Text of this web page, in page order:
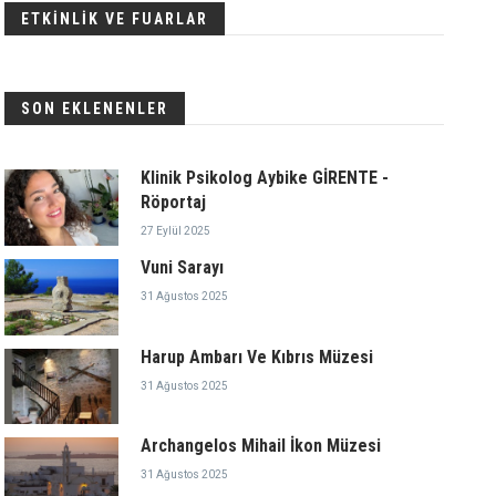
ETKİNLİK VE FUARLAR
SON EKLENENLER
Klinik Psikolog Aybike GİRENTE -
Röportaj
27 Eylül 2025
Vuni Sarayı
31 Ağustos 2025
Harup Ambarı Ve Kıbrıs Müzesi
31 Ağustos 2025
Archangelos Mihail İkon Müzesi
31 Ağustos 2025